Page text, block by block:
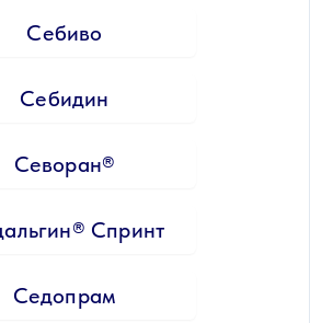
Себиво
Себидин
Севоран®
Спринт
Седопрам